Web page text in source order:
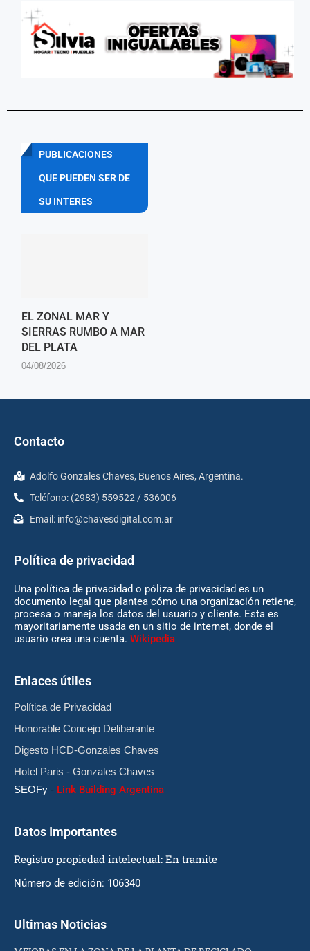
PUBLICACIONES
QUE PUEDEN SER DE
SU INTERES
EL ZONAL MAR Y
SIERRAS RUMBO A MAR
DEL PLATA
04/08/2026
Contacto
Adolfo Gonzales Chaves, Buenos Aires, Argentina.
Teléfono: (2983) 559522 / 536006
Email: info@chavesdigital.com.ar
Política de privacidad
Una política de privacidad o póliza de privacidad es un
documento legal que plantea cómo una organización retiene,
procesa o maneja los datos del usuario y cliente. Esta es
mayoritariamente usada en un sitio de internet, donde el
usuario crea una cuenta. Wikipedia
Enlaces útiles
Política de Privacidad
Honorable Concejo Deliberante
Digesto HCD-Gonzales Chaves
Hotel Paris - Gonzales Chaves
SEOFy - Link Building Argentina
Datos Importantes
Registro propiedad intelectual: En tramite
Número de edición: 106340
Ultimas Noticias